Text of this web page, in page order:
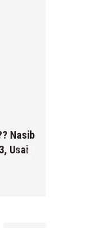
Nasib
Usai